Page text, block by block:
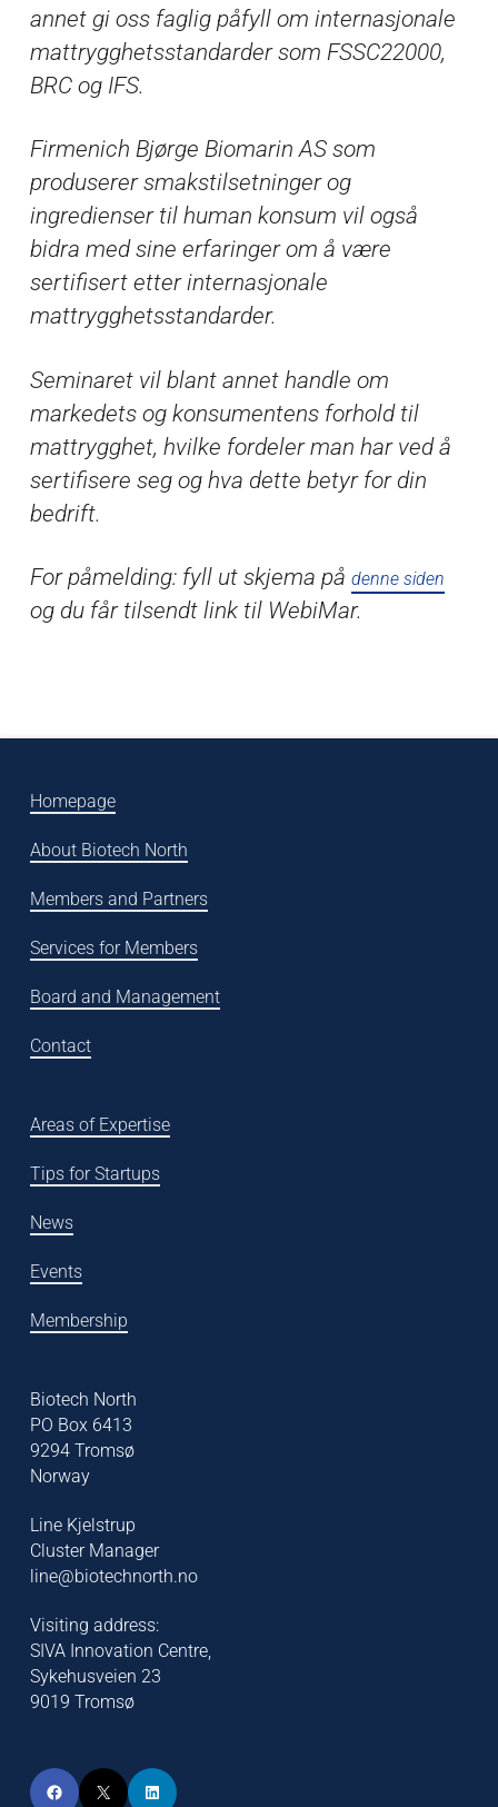
annet gi oss faglig påfyll om internasjonale
mattrygghetsstandarder som FSSC22000,
BRC og IFS.
Firmenich Bjørge Biomarin AS som
produserer smakstilsetninger og
ingredienser til human konsum vil også
bidra med sine erfaringer om å være
sertifisert etter internasjonale
mattrygghetsstandarder.
Seminaret vil blant annet handle om
markedets og konsumentens forhold til
mattrygghet, hvilke fordeler man har ved å
sertifisere seg og hva dette betyr for din
bedrift.
For påmelding: fyll ut skjema på denne siden
og du får tilsendt link til WebiMar.
Homepage
About Biotech North
Members and Partners
Services for Members
Board and Management
Contact
Areas of Expertise
Tips for Startups
News
Events
Membership
Biotech North
PO Box 6413
9294 Tromsø
Norway
Line Kjelstrup
Cluster Manager
line@biotechnorth.no
Visiting address:
SIVA Innovation Centre,
Sykehusveien 23
9019 Tromsø